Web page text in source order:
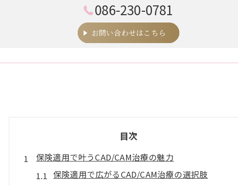
086-230-0781
お問い合わせはこちら
目次
保険適用で叶うCAD/CAM治療の魅力
保険適用で広がるCAD/CAM治療の選択肢